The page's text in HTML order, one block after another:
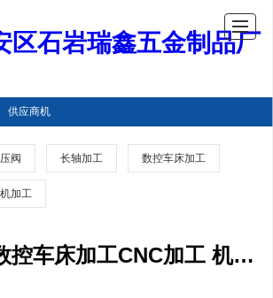
区石岩瑞鑫五金制品厂
供应商机
阀 长轴加工 数控车床加工
加工
自动化零件数控车床加工CNC加工 机械非标零件加工 数控车床加工 精密零件